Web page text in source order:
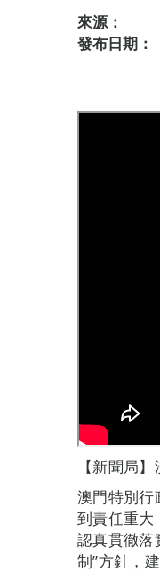
來源：
發布日期：
【新聞局
澳門特別行
到責任重大
認真貫徹落
制”方針，